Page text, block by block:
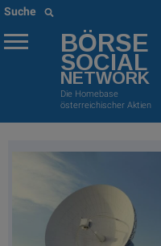
Suche
BÖRSE
SOCIAL
NETWORK
Die Homebase
österreichischer Aktien